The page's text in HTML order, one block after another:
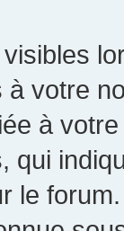
votre
à
qui
le